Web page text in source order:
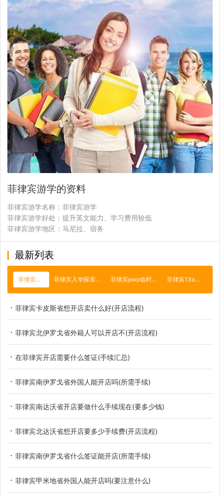
菲律宾游学的资料
菲律宾游学名称：菲律宾游学
菲律宾游学好处：提升英文能力、学习费用较低
菲律宾游学地区：马尼拉、宿务
最新列表
菲律宾开店 菲律宾入华探亲签证 菲律宾pwp临时工签 菲律宾13a签证
菲律宾卡皮斯省想开店卖什么好(开店流程)
菲律宾北伊罗戈省外籍人可以开店不(开店流程)
在菲律宾开店需要什么签证(手续汇总)
菲律宾南伊罗戈省外国人能开店吗(所需手续)
菲律宾南达沃省开店要做什么手续现在(要多少钱)
菲律宾北达沃省想开店要多少手续费(开店流程)
菲律宾南伊罗戈省什么签证能开店(所需手续)
菲律宾甲米地省外国人能开店吗(要注意什么)